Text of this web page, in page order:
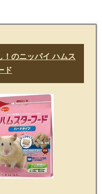
！のニッパイ ハムス
ド